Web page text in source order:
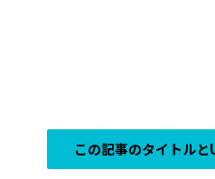
この記事のタイトルと